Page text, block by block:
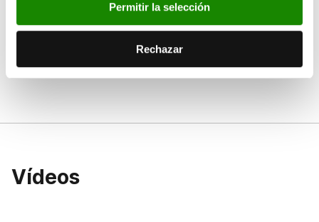
Permitir la selección
Rechazar
Vídeos